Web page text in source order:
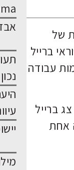
של
ברייל
עבודה
ברייל
אחת